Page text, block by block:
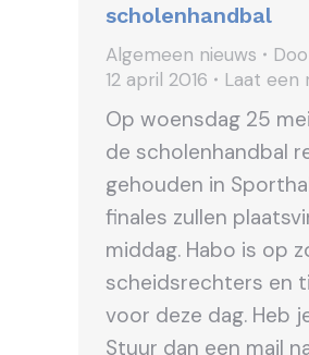
scholenhandbal
Algemeen nieuws
12 april 2016
Laat een
Op woensdag 25
de scholenhandbal
gehouden in
finales zullen
middag. Habo is op
scheidsrechters en
voor deze dag. Heb
Stuur dan een mail